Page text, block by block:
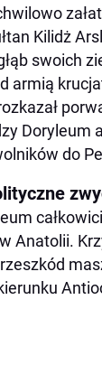
Kilidż
swoich
armią
Doryleum
do
Anatolii.